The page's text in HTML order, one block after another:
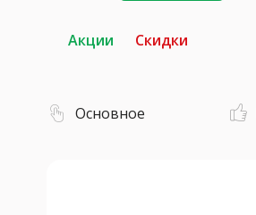
Акции Скидки
Основное